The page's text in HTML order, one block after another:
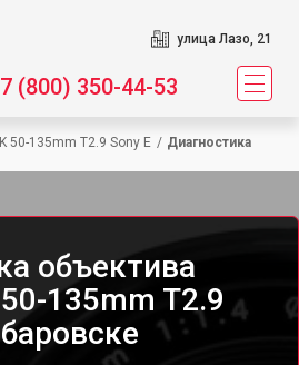
улица Лазо, 21
(800) 350-44-53
50-135mm T2.9 Sony E / Диагностика
объектива
135mm T2.9